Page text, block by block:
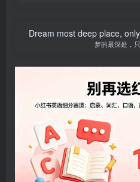
Dream most deep place,
梦的最深处，